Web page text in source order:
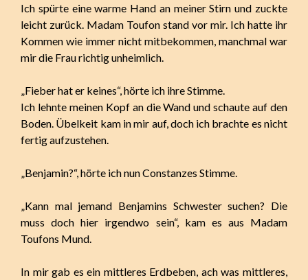
Ich spürte eine warme Hand an meiner Stirn und zuckte
leicht zurück. Madam Toufon stand vor mir. Ich hatte ihr
Kommen wie immer nicht mitbekommen, manchmal war
mir die Frau richtig unheimlich.
„Fieber hat er keines“, hörte ich ihre Stimme.
Ich lehnte meinen Kopf an die Wand und schaute auf den
Boden. Übelkeit kam in mir auf, doch ich brachte es nicht
fertig aufzustehen.
„Benjamin?“, hörte ich nun Constanzes Stimme.
„Kann mal jemand Benjamins Schwester suchen? Die
muss doch hier irgendwo sein“, kam es aus Madam
Toufons Mund.
In mir gab es ein mittleres Erdbeben, ach was mittleres,